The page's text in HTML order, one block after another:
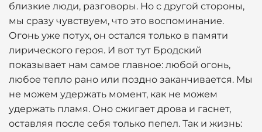
близкие люди, разговоры. Но с другой стороны,
мы сразу чувствуем, что это воспоминание.
Огонь уже потух, он остался только в памяти
лирического героя. И вот тут Бродский
показывает нам самое главное: любой огонь,
любое тепло рано или поздно заканчивается. Мы
не можем удержать момент, как не можем
удержать пламя. Оно сжигает дрова и гаснет,
оставляя после себя только пепел. Так и жизнь: